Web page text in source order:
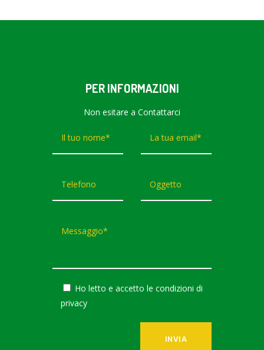
PER INFORMAZIONI
Non esitare a Contattarci
Ho letto e accetto le condizioni di
privacy